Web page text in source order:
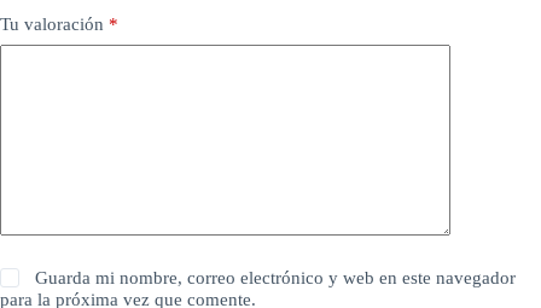
Tu valoración *
Guarda mi nombre, correo electrónico y web en este navegador
para la próxima vez que comente.